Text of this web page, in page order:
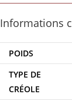
Informations
POIDS
TYPE DE
CRÉOLE